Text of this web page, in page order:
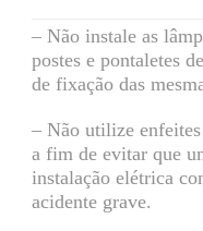
– Não instale as
postes e pontaletes
de fixação das
– Não utilize
a fim de evitar que
instalação elétrica
acidente grave.